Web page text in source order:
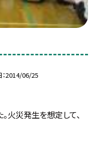
2014/06/25
火災発生を想定して、